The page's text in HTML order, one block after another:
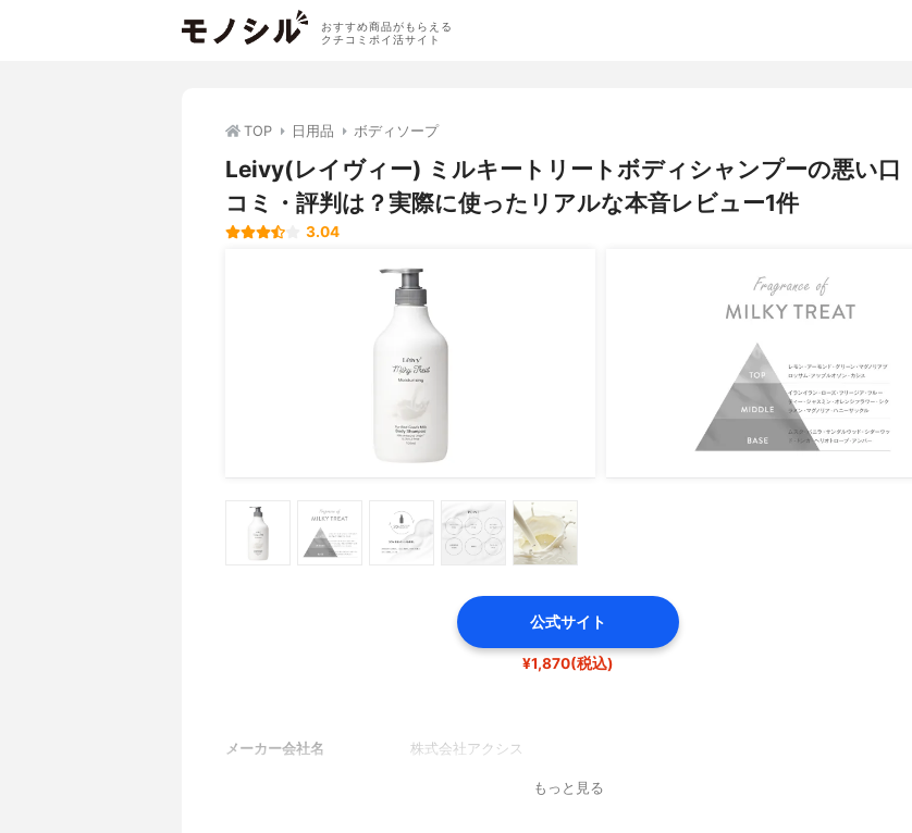
おすすめ商品がもらえる
クチコミポイ活サイト
TOP 日用品 ボディソープ
Leivy(レイヴィー) ミルキートリートボディシャンプーの悪い口
コミ・評判は？実際に使ったリアルな本音レビュー1件
3.04
公式サイト
¥1,870(税込)
メーカー会社名 株式会社アクシス
もっと見る